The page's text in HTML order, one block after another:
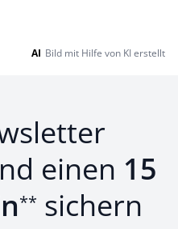
AI Bild mit Hilfe von KI erstellt
einen 15
** sichern